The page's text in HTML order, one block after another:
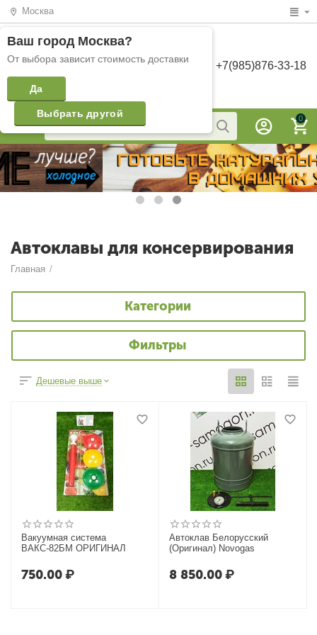
Москва
Ваш город Москва?
От выбора зависит стоимость доставки
Да
Выбрать другой
+7(985)876-33-18
0
Автоклавы для консервирования
Главная /
Категории
Фильтры
Дешевые выше
Вакуумная система
ВАКС-82БМ ОРИГИНАЛ
750.00₽
Автоклав Белорусский
(Оригинал) Novogas
8 850.00₽